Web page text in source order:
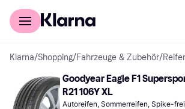
Für Shopper
Klarna/Shopping/Fahrzeuge & Zubehör/
Goodyear Eagle F1
R21 106Y XL
Autoreifen, Sommerreifen, Spike-